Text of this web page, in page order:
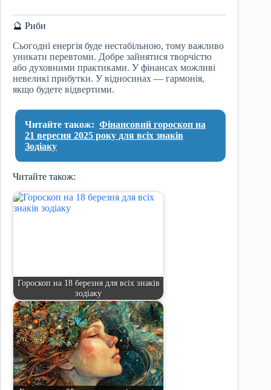
🔮 Риби
Сьогодні енергія буде нестабільною, тому важливо
уникати перевтоми. Добре зайнятися творчістю
або духовними практиками. У фінансах можливі
невеликі прибутки. У відносинах — гармонія,
якщо будете відвертими.
Читайте також: Фінансовий гороскоп на
21 вересня 2025 року для всіх знаків
Зодіаку
Читайте також:
Гороскоп на 18 березня для всіх знаків
зодіаку